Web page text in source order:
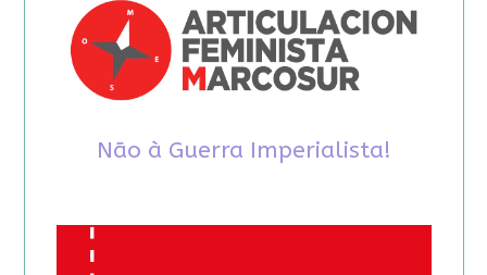
Não à Guerra Imperialista!